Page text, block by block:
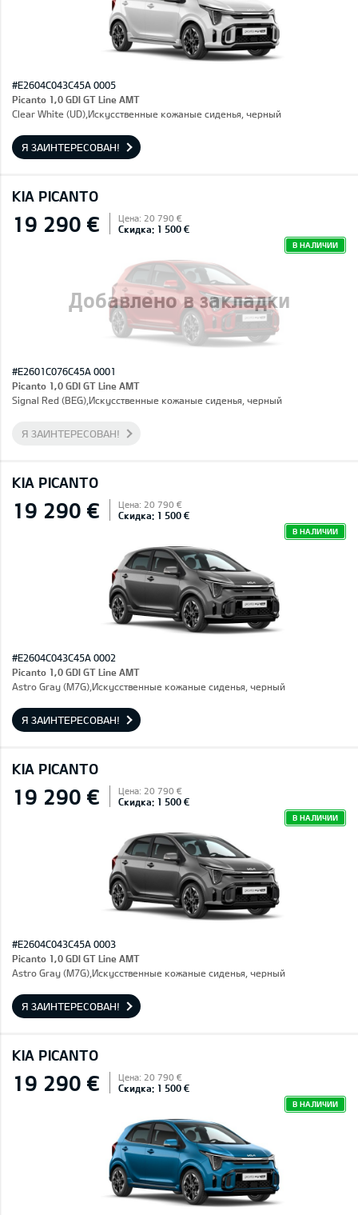
#E2604C043C45A 0005
Picanto 1,0 GDI GT Line AMT
Clear White (UD),Искусственные кожаные сиденья, черный
Я ЗАИНТЕРЕСОВАН!
KIA PICANTO
Добавлено в закладки
19 290 € Цена: 20 790 €
Скидка: 1 500 €
В НАЛИЧИИ
#E2601C076C45A 0001
Picanto 1,0 GDI GT Line AMT
Signal Red (BEG),Искусственные кожаные сиденья, черный
Я ЗАИНТЕРЕСОВАН!
KIA PICANTO
19 290 € Цена: 20 790 €
Скидка: 1 500 €
В НАЛИЧИИ
#E2604C043C45A 0002
Picanto 1,0 GDI GT Line AMT
Astro Gray (M7G),Искусственные кожаные сиденья, черный
Я ЗАИНТЕРЕСОВАН!
KIA PICANTO
19 290 € Цена: 20 790 €
Скидка: 1 500 €
В НАЛИЧИИ
#E2604C043C45A 0003
Picanto 1,0 GDI GT Line AMT
Astro Gray (M7G),Искусственные кожаные сиденья, черный
Я ЗАИНТЕРЕСОВАН!
KIA PICANTO
19 290 € Цена: 20 790 €
Скидка: 1 500 €
В НАЛИЧИИ